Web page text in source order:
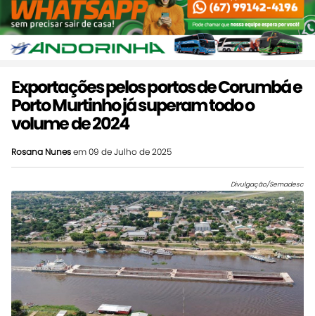
Exportações pelos portos de Corumbá e
Porto Murtinho já superam todo o
volume de 2024
Rosana Nunesem 09 de Julho de 2025
Divulgação/Semadesc